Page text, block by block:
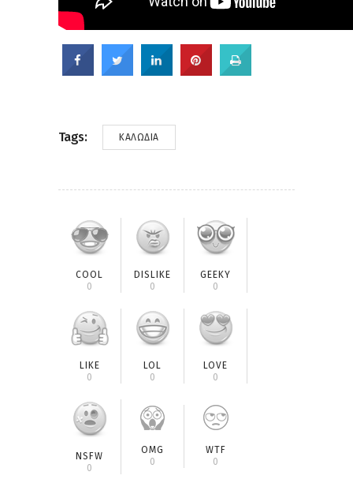
Tags: ΚΑΛΏΔΙΑ
COOL
0
DISLIKE
0
GEEKY
0
LIKE
0
LOL
0
LOVE
0
NSFW
0
OMG
0
WTF
0